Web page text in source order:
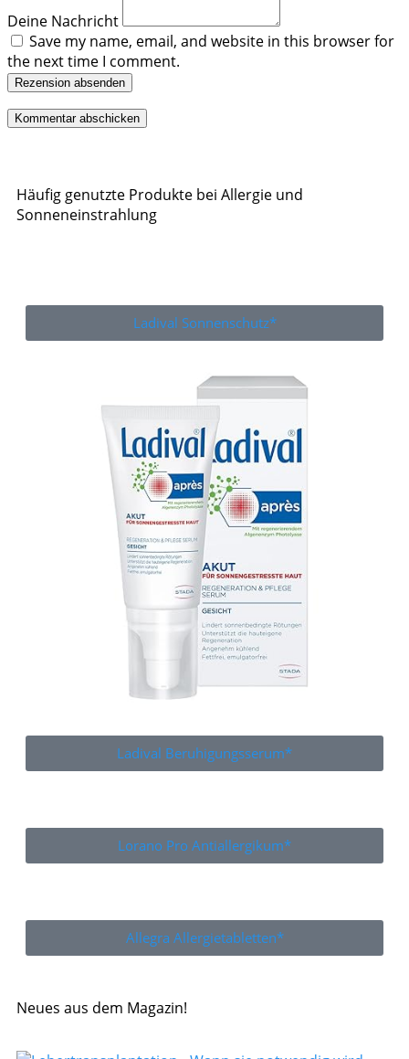
Deine Nachricht
Save my name, email, and website in this browser for
the next time I comment.
Rezension absenden
Häufig genutzte Produkte bei Allergie und
Sonneneinstrahlung
Ladival Sonnenschutz*
Ladival Beruhigungsserum*
Lorano Pro Antiallergikum*
Allegra Allergietabletten*
Neues aus dem Magazin!